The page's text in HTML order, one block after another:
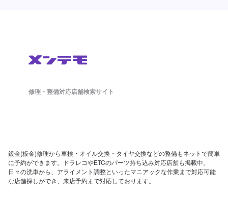
修理・整備対応店舗検索サイト
鈑金(板金)修理から車検・オイル交換・タイヤ交換などの整備もネットで簡単
に予約ができます。ドラレコやETCのパーツ持ち込み対応店舗も掲載中。
日々の洗車から、アライメント調整といったマニアックな作業まで対応可能
な店舗探しができ、来店予約まで対応しております。